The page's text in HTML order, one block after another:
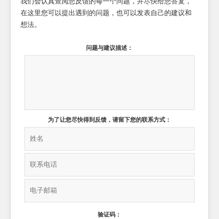
在这里您可以提出遇到的问题，也可以发表自己的建议和
想法。
问题与建议描述：
为了让您尽快得到反馈，请留下您的联系方式：
验证码：